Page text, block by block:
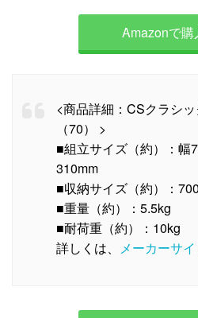
Amazonで購
<商品詳細：CSクラシ
（70） >
■組立サイズ（約）：幅
310mm
■収納サイズ（約）：
■重量（約）：5.5kg
■耐荷重（約）：10kg
詳しくは、 メーカーサイ